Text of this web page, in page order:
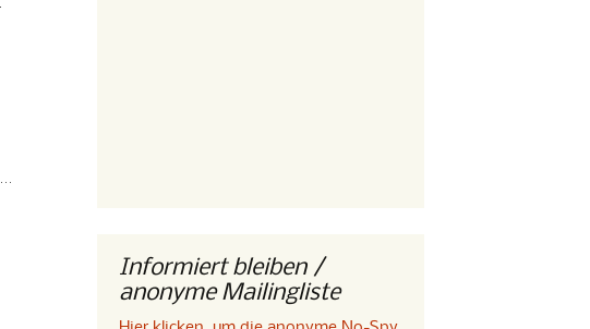
Informiert bleiben /
anonyme Mailingliste